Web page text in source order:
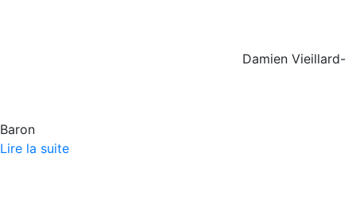
Damien Vieillard-
Baron
Lire la suite